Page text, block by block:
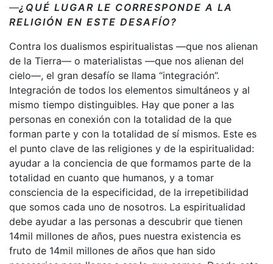
—¿QUÉ LUGAR LE CORRESPONDE A LA
RELIGIÓN EN ESTE DESAFÍO?
Contra los dualismos espiritualistas —que nos alienan
de la Tierra— o materialistas —que nos alienan del
cielo—, el gran desafío se llama “integración”.
Integración de todos los elementos simultáneos y al
mismo tiempo distinguibles. Hay que poner a las
personas en conexión con la totalidad de la que
forman parte y con la totalidad de sí mismos. Este es
el punto clave de las religiones y de la espiritualidad:
ayudar a la conciencia de que formamos parte de la
totalidad en cuanto que humanos, y a tomar
consciencia de la especificidad, de la irrepetibilidad
que somos cada uno de nosotros. La espiritualidad
debe ayudar a las personas a descubrir que tienen
14mil millones de años, pues nuestra existencia es
fruto de 14mil millones de años que han sido